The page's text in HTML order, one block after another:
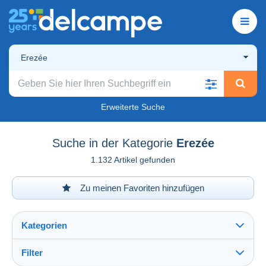
Erezée
Erweiterte Suche
Suche in der Kategorie Erezée
1.132 Artikel gefunden
Zu meinen Favoriten hinzufügen
Kategorien
Filter